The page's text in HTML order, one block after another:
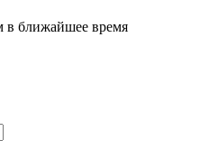
в ближайшее время